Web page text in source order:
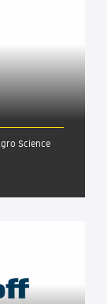
Science